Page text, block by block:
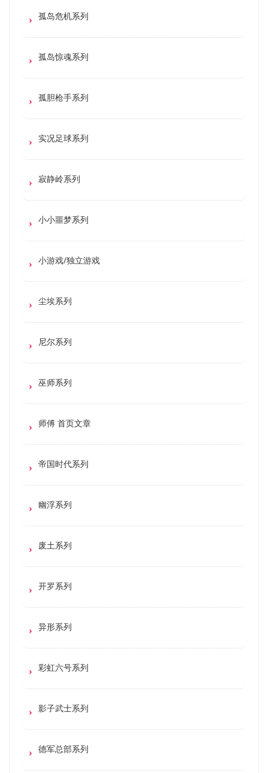
孤岛危机系列
孤岛惊魂系列
孤胆枪手系列
实况足球系列
寂静岭系列
小小噩梦系列
小游戏/独立游戏
尘埃系列
尼尔系列
巫师系列
师傅 首页文章
帝国时代系列
幽浮系列
废土系列
开罗系列
异形系列
彩虹六号系列
影子武士系列
德军总部系列